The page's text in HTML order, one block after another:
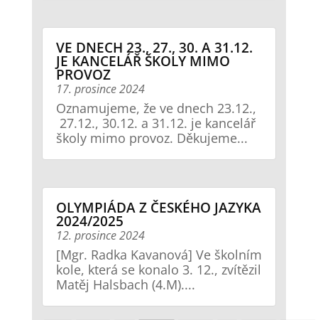
VE DNECH 23., 27., 30. A 31.12.
JE KANCELÁŘ ŠKOLY MIMO
PROVOZ
17. prosince 2024
Oznamujeme, že ve dnech 23.12.,
27.12., 30.12. a 31.12. je kancelář
školy mimo provoz. Děkujeme...
OLYMPIÁDA Z ČESKÉHO JAZYKA
2024/2025
12. prosince 2024
[Mgr. Radka Kavanová] Ve školním
kole, která se konalo 3. 12., zvítězil
Matěj Halsbach (4.M)....